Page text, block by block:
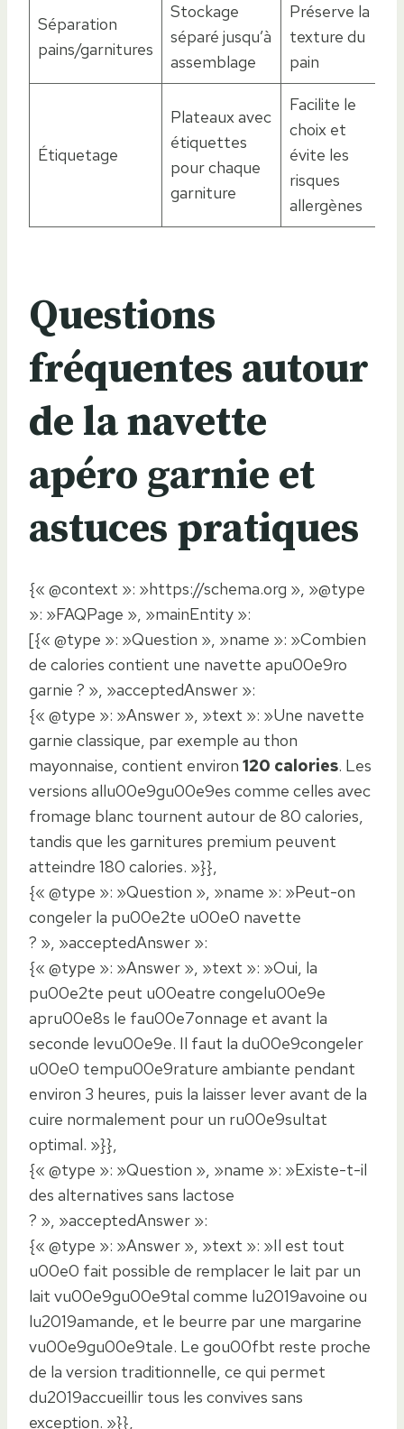
Séparation
pains/garnitures
Stockage
séparé jusqu’à
assemblage
Préserve la
texture du
pain
Étiquetage
Plateaux avec
étiquettes
pour chaque
garniture
Facilite le
choix et
évite les
risques
allergènes
Questions
fréquentes autour
de la navette
apéro garnie et
astuces pratiques
{« @context »: »https://schema.org », »@type
»: »FAQPage », »mainEntity »:
[{« @type »: »Question », »name »: »Combien
de calories contient une navette apu00e9ro
garnie ? », »acceptedAnswer »:
{« @type »: »Answer », »text »: »Une navette
garnie classique, par exemple au thon
mayonnaise, contient environ 120 calories. Les
versions allu00e9gu00e9es comme celles avec
fromage blanc tournent autour de 80 calories,
tandis que les garnitures premium peuvent
atteindre 180 calories. »}},
{« @type »: »Question », »name »: »Peut-on
congeler la pu00e2te u00e0 navette
? », »acceptedAnswer »:
{« @type »: »Answer », »text »: »Oui, la
pu00e2te peut u00eatre congelu00e9e
apru00e8s le fau00e7onnage et avant la
seconde levu00e9e. Il faut la du00e9congeler
u00e0 tempu00e9rature ambiante pendant
environ 3 heures, puis la laisser lever avant de la
cuire normalement pour un ru00e9sultat
optimal. »}},
{« @type »: »Question », »name »: »Existe-t-il
des alternatives sans lactose
? », »acceptedAnswer »:
{« @type »: »Answer », »text »: »Il est tout
u00e0 fait possible de remplacer le lait par un
lait vu00e9gu00e9tal comme lu2019avoine ou
lu2019amande, et le beurre par une margarine
vu00e9gu00e9tale. Le gou00fbt reste proche
de la version traditionnelle, ce qui permet
du2019accueillir tous les convives sans
exception. »}},